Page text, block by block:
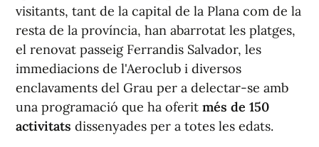
visitants, tant de la capital de la Plana com de la
resta de la província, han abarrotat les platges,
el renovat passeig Ferrandis Salvador, les
immediacions de l'Aeroclub i diversos
enclavaments del Grau per a delectar-se amb
una programació que ha oferit més de 150
activitats dissenyades per a totes les edats.